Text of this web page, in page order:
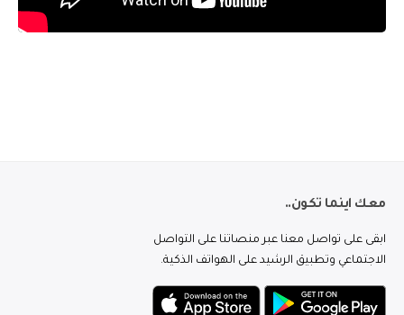
معك اينما تكون..
ابقى على تواصل معنا عبر منصاتنا على التواصل
الاجتماعي وتطبيق الرشيد على الهواتف الذكية.